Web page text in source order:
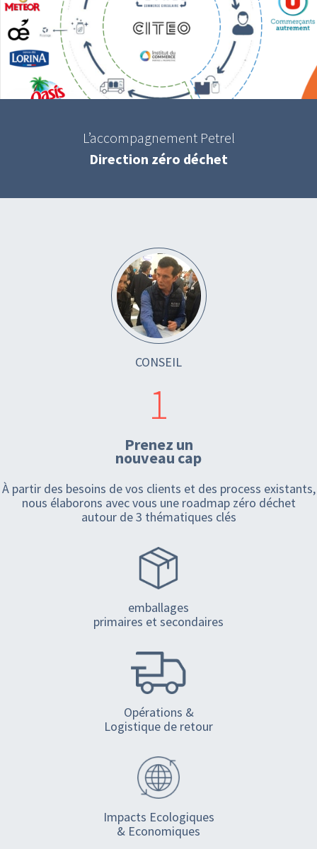
L’accompagnement Petrel
Direction zéro déchet
CONSEIL
1
Prenez un
nouveau cap
À partir des besoins de vos clients et des process existants,
nous élaborons avec vous une roadmap zéro déchet
autour de 3 thématiques clés
emballages
primaires et secondaires
Opérations &
Logistique de retour
Impacts Ecologiques
& Economiques